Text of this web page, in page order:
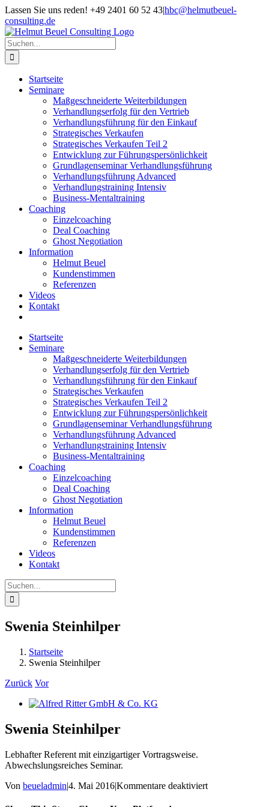
Zum
Inhalt
springen
Lassen Sie uns reden! +49 2401 60 52 43|hbc@helmutbeuel-
consulting.de
Suche
nach:
Startseite
Seminare
Maßgeschneiderte Weiterbildungen
Verhandlungserfolg für den Vertrieb
Verhandlungsführung für den Einkauf
Strategisches Verkaufen
Strategisches Verkaufen Teil 2
Entwicklung zur Führungspersönlichkeit
Grundlagenseminar Verhandlungsführung
Verhandlungsführung Advanced
Verhandlungstraining Intensiv
Business-Mentaltraining
Coaching
Einzelcoaching
Deal Coaching
Ghost Negotiation
Information
Helmut Beuel
Kundenstimmen
Referenzen
Videos
Kontakt
Startseite
Seminare
Maßgeschneiderte Weiterbildungen
Verhandlungserfolg für den Vertrieb
Verhandlungsführung für den Einkauf
Strategisches Verkaufen
Strategisches Verkaufen Teil 2
Entwicklung zur Führungspersönlichkeit
Grundlagenseminar Verhandlungsführung
Verhandlungsführung Advanced
Verhandlungstraining Intensiv
Business-Mentaltraining
Coaching
Einzelcoaching
Deal Coaching
Ghost Negotiation
Information
Helmut Beuel
Kundenstimmen
Referenzen
Videos
Kontakt
Suche
nach:
Swenia Steinhilper
Startseite
Swenia Steinhilper
Zurück Vor
Zeige
Bild
Swenia Steinhilper
Lebhafter Referent mit einzigartiger Vortragsweise.
Abwechslungsreiches Seminar.
Von beueladmin|4. Mai 2016|Kommentare deaktiviertfür